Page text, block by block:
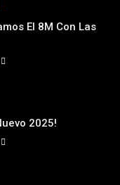
El 8M Con Las
2025!